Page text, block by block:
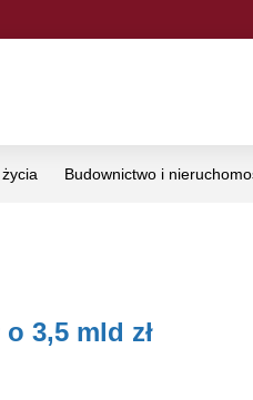
Budownictwo i
3,5 mld zł